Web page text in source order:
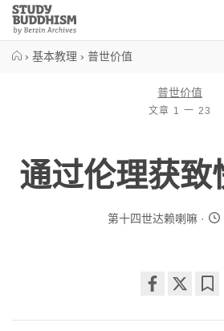
Close
Study
Buddhism
› 基本教理 › 普世价值
普世价值
文章 1 一 23
通过伦理获致
第十四世达赖喇嘛
on